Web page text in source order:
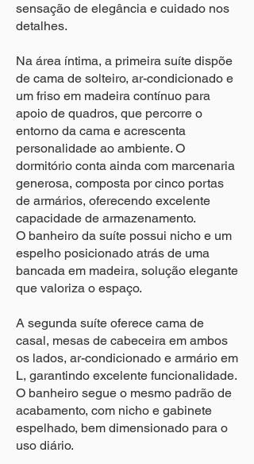
sensação de elegância e cuidado nos
detalhes.
Na área íntima, a primeira suíte dispõe
de cama de solteiro, ar-condicionado e
um friso em madeira contínuo para
apoio de quadros, que percorre o
entorno da cama e acrescenta
personalidade ao ambiente. O
dormitório conta ainda com marcenaria
generosa, composta por cinco portas
de armários, oferecendo excelente
capacidade de armazenamento.
O banheiro da suíte possui nicho e um
espelho posicionado atrás de uma
bancada em madeira, solução elegante
que valoriza o espaço.
A segunda suíte oferece cama de
casal, mesas de cabeceira em ambos
os lados, ar-condicionado e armário em
L, garantindo excelente funcionalidade.
O banheiro segue o mesmo padrão de
acabamento, com nicho e gabinete
espelhado, bem dimensionado para o
uso diário.